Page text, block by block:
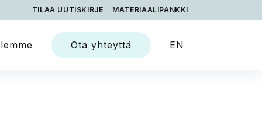
TILAA UUTISKIRJE MATERIAALIPANKKI
Ota yhteyttä EN